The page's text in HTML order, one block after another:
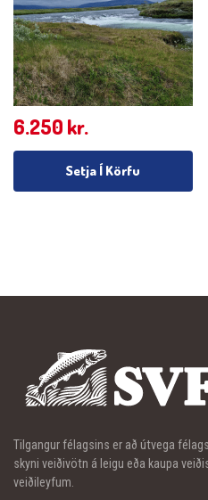
6.250 kr.
Setja Í Körfu
Tilgangur félagsins er að útvega
skyni veiðivötn á leigu eða kaupa
veiðileyfum.